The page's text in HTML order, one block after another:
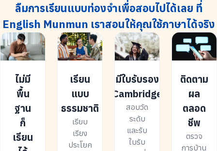
ลืมการเรียนแบบท่องจำเพื่อสอบไปได้เลย ที่
English Munmun เราสอนให้คุณใช้ภาษาได้จริง
ไม่มี
พื้น
ฐาน
ก็
เรียน
เรียน
แบบ
ธรรมชาติ
เรียบ
เรียง
ประโยค
มีใบรับรอง
Cambridge
สอบวัด
ระดับ
และรับ
ใบรับ
ติดตาม
ผล
ตลอด
ชีพ
ตรวจ
การบ้าน